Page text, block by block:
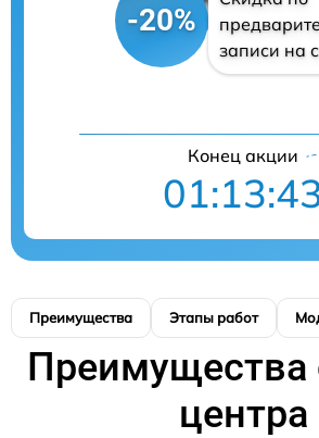
-20%
записи на
Конец акции
Преимущества Этапы работ
Преимущества
центра